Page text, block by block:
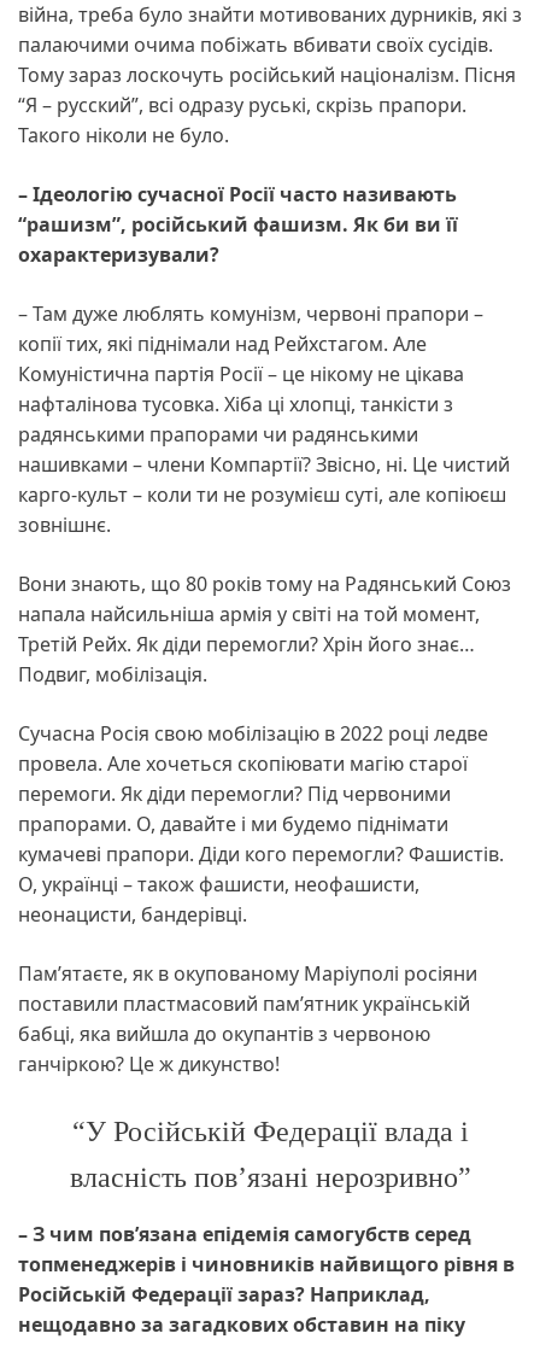
війна, треба було знайти мотивованих дурників, які з
палаючими очима побіжать вбивати своїх сусідів.
Тому зараз лоскочуть російський націоналізм. Пісня
“Я – русский”, всі одразу руські, скрізь прапори.
Такого ніколи не було.
– Ідеологію сучасної Росії часто називають
“рашизм”, російський фашизм. Як би ви її
охарактеризували?
– Там дуже люблять комунізм, червоні прапори –
копії тих, які піднімали над Рейхстагом. Але
Комуністична партія Росії – це нікому не цікава
нафталінова тусовка. Хіба ці хлопці, танкісти з
радянськими прапорами чи радянськими
нашивками – члени Компартії? Звісно, ні. Це чистий
карго-культ – коли ти не розумієш суті, але копіюєш
зовнішнє.
Вони знають, що 80 років тому на Радянський Союз
напала найсильніша армія у світі на той момент,
Третій Рейх. Як діди перемогли? Хрін його знає…
Подвиг, мобілізація.
Сучасна Росія свою мобілізацію в 2022 році ледве
провела. Але хочеться скопіювати магію старої
перемоги. Як діди перемогли? Під червоними
прапорами. О, давайте і ми будемо піднімати
кумачеві прапори. Діди кого перемогли? Фашистів.
О, українці – також фашисти, неофашисти,
неонацисти, бандерівці.
Пам’ятаєте, як в окупованому Маріуполі росіяни
поставили пластмасовий пам’ятник українській
бабці, яка вийшла до окупантів з червоною
ганчіркою? Це ж дикунство!
“У Російській Федерації влада і
власність пов’язані нерозривно”
– З чим пов’язана епідемія самогубств серед
топменеджерів і чиновників найвищого рівня в
Російській Федерації зараз? Наприклад,
нещодавно за загадкових обставин на піку